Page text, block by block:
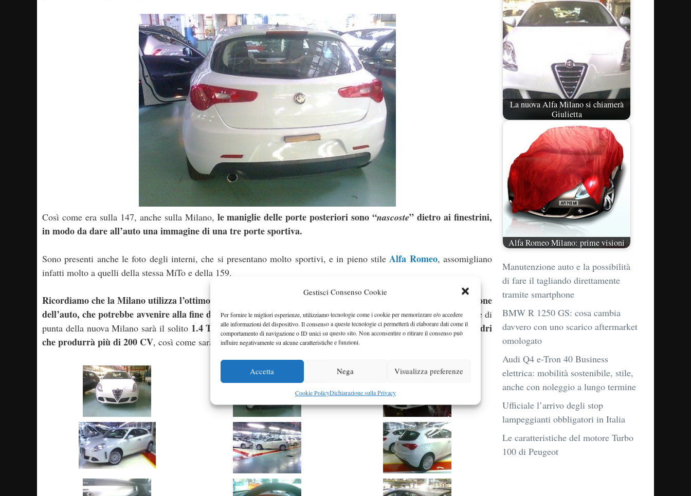
Gestisci Consenso Cookie
Per fornire le migliori esperienze, utilizziamo tecnologie come i cookie per memorizzare e/o accedere
alle informazioni del dispositivo. Il consenso a queste tecnologie ci permetterà di elaborare dati come il
comportamento di navigazione o ID unici su questo sito. Non acconsentire o ritirare il consenso può
influire negativamente su alcune caratteristiche e funzioni.
Accetta Nega Visualizza preferenze
Cookie PolicyDichiarazione sulla Privacy
Così come era sulla 147, anche sulla Milano, le maniglie delle porte posteriori sono “nascoste” dietro ai finestrini,
in modo da dare all’auto una immagine di una tre porte sportiva.
Sono presenti anche le foto degli interni, che si presentano molto sportivi, e in pieno stileAlfa Romeo, assomigliano
infatti molto a quelli della stessa MiTo e della 159.
Ricordiamo che la Milano utilizza l’ottimo pianale Fiat C-Evo, non è ancora certa la data di commercializzazione
dell’auto, che potrebbe avvenire alla fine di quest’anno ma potrebbe anche essere posticipata al 2010.Il motore di
punta della nuova Milano sarà il solito 1.4 T-Jet ormai tanto caro al gruppo insieme al nuovo 1.75 turbo 4 cilindri
che produrrà più di 200 CV, così come sarà presente ovviamente anche una gamma di motori diesel.
La nuova Alfa Milano si chiamerà
Giulietta
Alfa Romeo Milano: prime visioni
Manutenzione auto e la possibilità
di fare il tagliando direttamente
tramite smartphone
BMW R 1250 GS: cosa cambia
davvero con uno scarico aftermarket
omologato
Audi Q4 e-Tron 40 Business
elettrica: mobilità sostenibile, stile,
anche con noleggio a lungo termine
Ufficiale l’arrivo degli stop
lampeggianti obbligatori in Italia
Le caratteristiche del motore Turbo
100 di Peugeot